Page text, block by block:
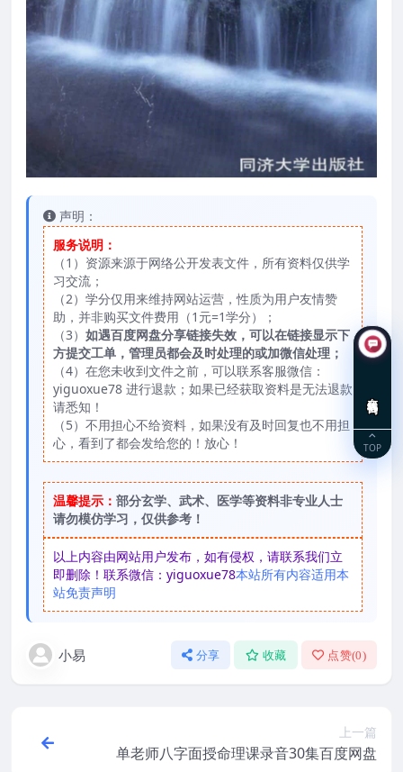
声明：
服务说明：
（1）资源来源于网络公开发表文件，所有资料仅供学
习交流；
（2）学分仅用来维持网站运营，性质为用户友情赞
助，并非购买文件费用（1元=1学分）；
（3） 如遇百度网盘分享链接失效，可以在链接显示下
方提交工单，管理员都会及时处理的或加微信处理；
（4）在您未收到文件之前，可以联系客服微信：
yiguoxue78 进行退款；如果已经获取资料是无法退款
请悉知！
（5）不用担心不给资料，如果没有及时回复也不用担
心，看到了都会发给您的！放心！
温馨提示： 部分玄学、武术、医学等资料非专业人士
请勿模仿学习，仅供参考！
以上内容由网站用户发布，如有侵权，请联系我们立
即删除！联系微信：yiguoxue78本站所有内容适用本
站免责声明
小易 分享 收藏 点赞(0)
上一篇
单老师八字面授命理课录音30集百度网盘
TOP